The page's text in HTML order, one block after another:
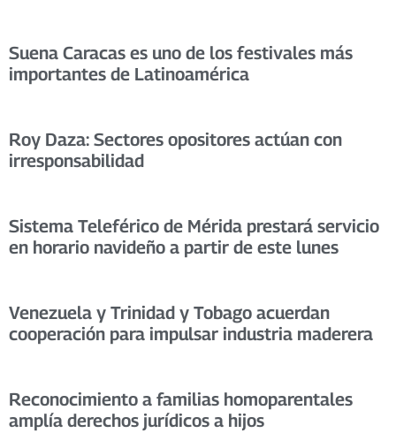
Suena Caracas es uno de los festivales más
importantes de Latinoamérica
Roy Daza: Sectores opositores actúan con
irresponsabilidad
Sistema Teleférico de Mérida prestará servicio
en horario navideño a partir de este lunes
Venezuela y Trinidad y Tobago acuerdan
cooperación para impulsar industria maderera
Reconocimiento a familias homoparentales
amplía derechos jurídicos a hijos